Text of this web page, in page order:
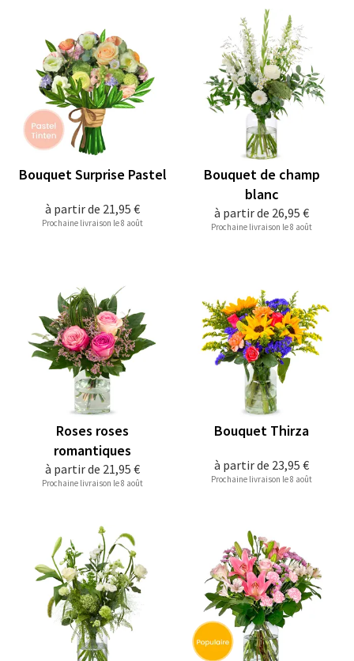
à partir de 21,95 €
Bouquet Surprise Pastel
Prochaine livraison le 8 août
à partir de 26,95 €
Bouquet de champ
blanc
Prochaine livraison le 8 août
à partir de 21,95 €
Roses roses
romantiques
Prochaine livraison le 8 août
à partir de 23,95 €
Bouquet Thirza
Prochaine livraison le 8 août